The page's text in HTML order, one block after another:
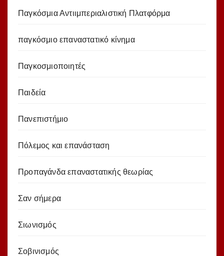
Παγκόσμια Αντιιμπεριαλιστική Πλατφόρμα
παγκόσμιο επαναστατικό κίνημα
Παγκοσμιοποιητές
Παιδεία
Πανεπιστήμιο
Πόλεμος και επανάσταση
Προπαγάνδα επαναστατικής θεωρίας
Σαν σήμερα
Σιωνισμός
Σοβινισμός